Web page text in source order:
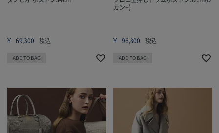
¥ 69,300 税込
ADD TO BAG
カン+)
¥ 96,800 税込
ADD TO BAG